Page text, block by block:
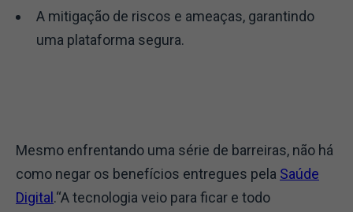
A mitigação de riscos e ameaças, garantindo
uma plataforma segura.
Mesmo enfrentando uma série de barreiras, não há
como negar os benefícios entregues pela Saúde
Digital .“A tecnologia veio para ficar e todo